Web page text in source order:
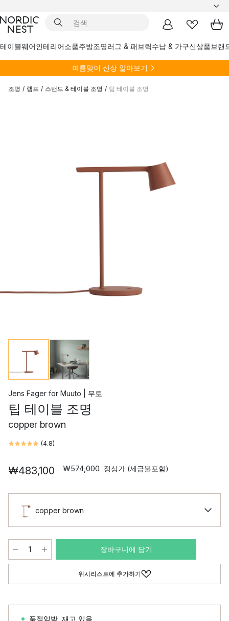
테이블웨어인테리어소품주방조명러그 & 패브릭수납 & 가구신상품브랜
여름맞이 신상 알아보기
조명 / 램프 / 스탠드 & 테이블 조명 / 팁 테이블 조명
Jens Fager for Muuto | 무토
팁 테이블 조명
copper brown
(4.8)
₩483,100 ₩574,000 정상가 (세금불포함)
copper brown
장바구니에 담기
위시리스트에 추가하기
품절임박 재고 있음